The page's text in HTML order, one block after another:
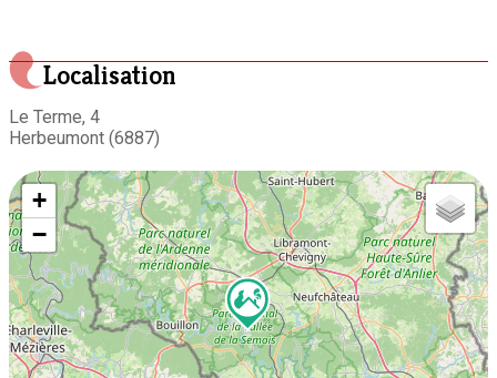
Localisation
Le Terme, 4
Herbeumont (6887)
+
−